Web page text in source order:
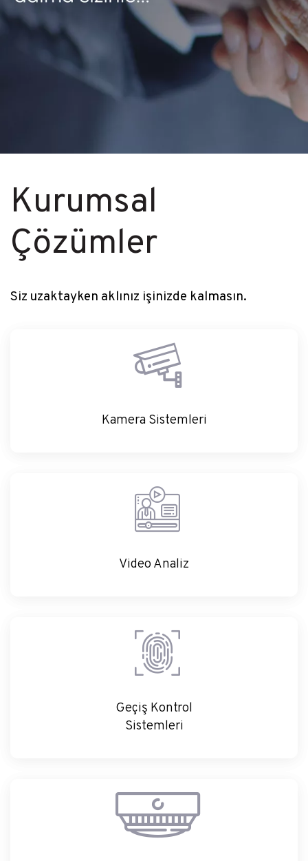
Kurumsal
Çözümler
Siz uzaktayken aklınız işinizde kalmasın.
Kamera Sistemleri
Kamera Sistemleri
Video Analiz
Video Analiz
Geçiş Kontrol
Geçiş Kontrol
Sistemleri
Yangın Algılama